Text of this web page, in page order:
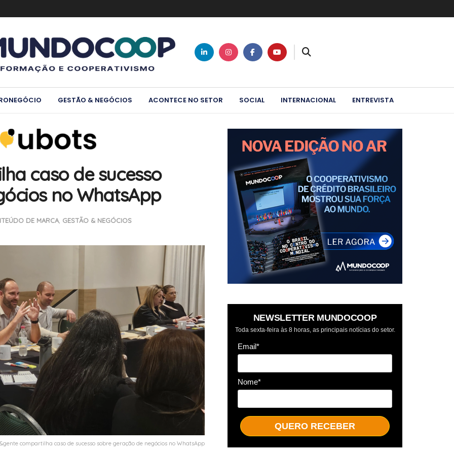
GESTÃO & NEGÓCIOS ACONTECE NO SETOR SOCIAL INTERNACIONAL ENTREVISTA
caso de sucesso
no WhatsApp
DE MARCA, GESTÃO & NEGÓCIOS
compartilha caso de sucesso sobre geração de negócios no WhatsApp
NEWSLETTER MUNDOCOOP
Toda sexta-feira às 8 horas, as principais notícias do setor.
Email*
Nome*
QUERO RECEBER